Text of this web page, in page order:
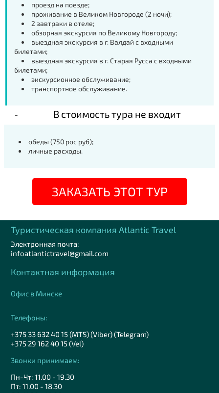
проезд на поезде;
проживание в Великом Новгороде (2 ночи);
2 завтраки в отеле;
обзорная экскурсия по Великому Новгороду;
выездная экскурсия в г. Валдай с входными
билетами;
выездная экскурсия в г. Старая Русса с входными
билетами;
экскурсионное обслуживание;
транспортное обслуживание.
В стоимость тура не входит
обеды (750 рос руб);
личные расходы.
ЗАКАЗАТЬ ЭТОТ ТУР
Туристическая компания Аtlantic Travel
Электронная почта:
infoatlantictravel@gmail.com
Контактная информация
Офис в Минске
Телефоны:
+375 33 632 40 15 (MTS) (Viber) (Telegram)
+375 29 162 40 15 (Vel)
Звонки принимаем:
Пн-Чт: 11.00 - 19.30
Пт: 11.00 - 18.30